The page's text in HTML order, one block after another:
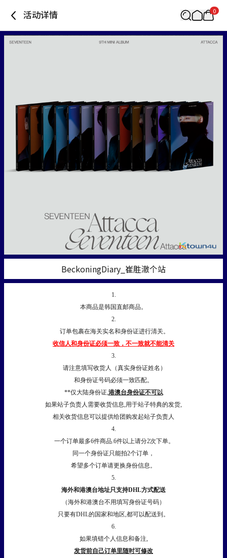
活动详情 0
BeckoningDiary_崔胜澈个站
1.
本商品是韩国直邮商品。
2.
订单包裹在海关实名和身份证进行清关。
收信人和身份证必须一致，不一致就不能清关
3.
请注意填写收货人（真实身份证姓名）
和身份证号码必须一致匹配。
**仅大陆身份证,港澳台身份证不可以
如果站子负责人需要收货信息,用于站子特典的发货,
相关收货信息可以提供给团购发起站子负责人
4.
一个订单最多6件商品.6件以上请分2次下单。
同一个身份证只能拍2个订单，
希望多个订单请更换身份信息。
5.
海外和港澳台地址只支持DHL方式配送
（海外和港澳台不用填写身份证号码）
只要有DHL的国家和地区,都可以配送到。
6.
如果填错个人信息和备注,
发货前自己订单里随时可修改